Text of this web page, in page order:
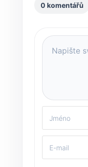
0 komentářů